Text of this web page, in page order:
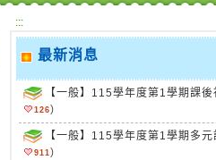
:::
最新消息
【一般】115學年度第1學期課
126)
【一般】115學年度第1學期多
911)